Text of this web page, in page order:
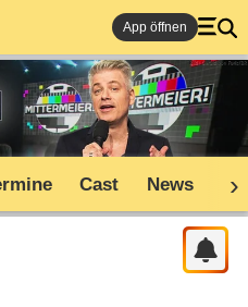
App öffnen
Cast News